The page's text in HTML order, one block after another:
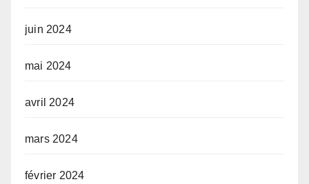
juin 2024
mai 2024
avril 2024
mars 2024
février 2024